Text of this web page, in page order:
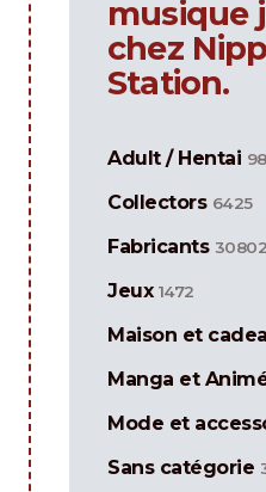
musique
chez
Station.
Adult / Hentai
Collectors 6425
Fabricants 30802
Jeux 1472
Maison et
Manga et
Mode et
Sans catégorie